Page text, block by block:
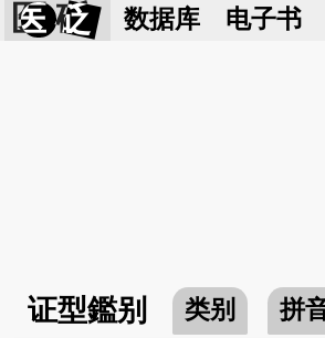
医 砭 数据库 电子书
证型鑑别 类别 拼